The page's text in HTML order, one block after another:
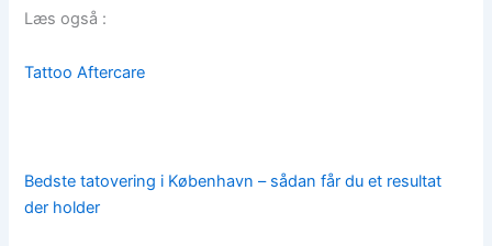
Læs også :
Tattoo Aftercare
Bedste tatovering i København – sådan får du et resultat
der holder